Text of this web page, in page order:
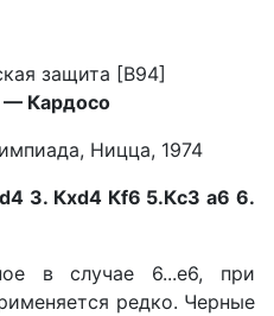
защита [В94]
— Кардосо
Ницца, 1974
3. Кxd4 Кf6 5.Кc3 a6 6.
в случае 6...е6, при
ред­ко. Черные